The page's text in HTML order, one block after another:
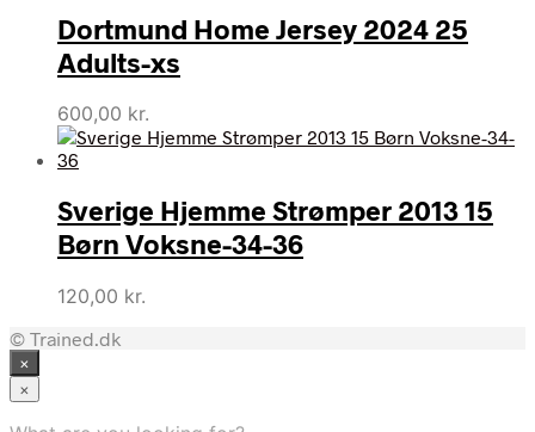
Dortmund Home Jersey 2024 25
Adults-xs
600,00 kr.
Sverige Hjemme Strømper 2013 15
Børn Voksne-34-36
120,00 kr.
© Trained.dk
×
×